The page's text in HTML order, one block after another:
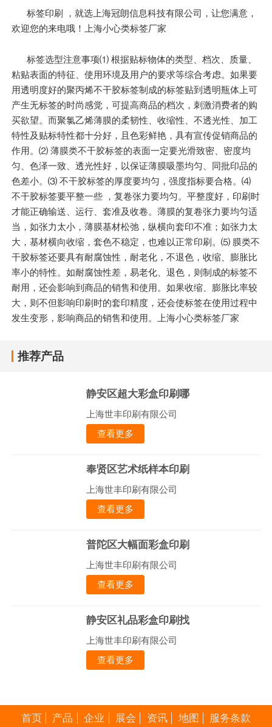
标签印刷 ，就选上海冠朗信息科技有限公司，让您满意，
欢迎您的来电哦！上海小心类标签厂家
标签选型注意事项⑴ 根据贴标物体的类型、档次、质量、
粘贴表面的特征、使用环境及用户的要求等综合考虑。如果要
用透明度好的聚丙烯不干胶标签制成的标签贴到透明瓶体上可
产生无标签的时尚感觉，可提高商品的档次，刺激消费者的购
买欲望。而聚氯乙烯薄膜的柔韧性、收缩性、不透光性、加工
特性及贴标特性都十分好，且色彩鲜艳，具有宣传促销商品的
作用。⑵ 薄膜类不干胶标签的表面一定要光滑致密、密度均
匀、色泽一致、透光性好，以保证薄膜吸墨均匀、同批印品的
色差小。⑶ 不干胶标签的厚度要均匀，强度指标要合格。⑷
不干胶标签要平整一些 ，复卷张力要均匀。平整度好，印刷时
才能正确输送、运行、套准及收卷。薄膜的复卷张力要均匀适
当，如张力太小，薄膜基材松弛，纵横向套印不准；如张力太
大，基材横向收缩，套色不稳定，也难以正常印刷。⑸ 膜类不
干胶标签还要具有耐腐蚀性，耐老化，不退色，收缩、膨胀比
率小的特性。如耐腐蚀性差，易老化、退色，则制成的标签不
耐用，还会影响到商品的销售和使用。如果收缩、膨胀比率较
大，则不但影响印刷时的套印精度，还会使标签在使用过程中
发生变形，影响商品的销售和使用。上海小心类标签厂家
推荐产品
静安区超大彩盒印刷哪
上海世丰印刷有限公司
查看更多
奉贤区艺术纸样本印刷
上海世丰印刷有限公司
查看更多
普陀区大幅面彩盒印刷
上海世丰印刷有限公司
查看更多
静安区礼品彩盒印刷找
上海世丰印刷有限公司
查看更多
首页 产品 企业 展会 资讯 地图 服务条款